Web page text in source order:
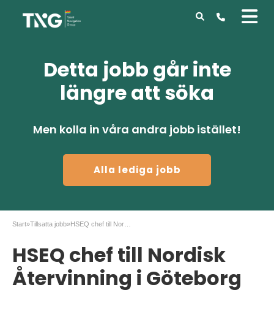
Detta jobb går inte
längre att söka
Men kolla in våra andra jobb istället!
Alla lediga jobb
Start»Tillsatta jobb»
HSEQ chef till Nordisk
Återvinning i Göteborg